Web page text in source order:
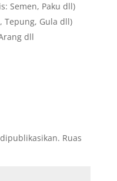
Semen, Paku dll)
Tepung, Gula dll)
dll
Ruas